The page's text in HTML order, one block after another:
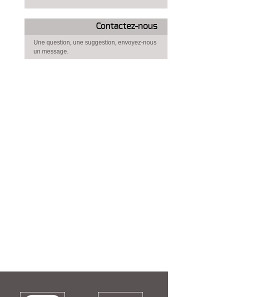
Contactez-nous
Une question, une suggestion, envoyez-nous
un message.